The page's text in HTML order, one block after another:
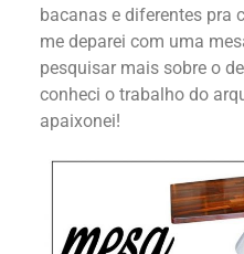
bacanas e diferentes pra
me deparei com uma
pesquisar mais sobre o
conheci o trabalho do
apaixonei!